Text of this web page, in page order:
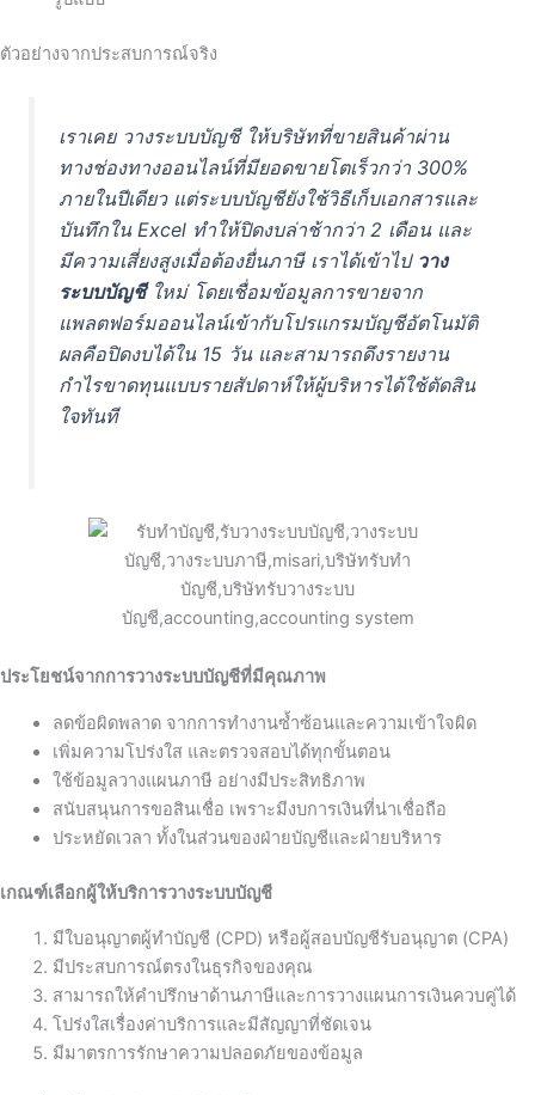
ตัวอย่างจากประสบการณ์จริง
เราเคย วางระบบบัญชี ให้บริษัทที่ขายสินค้าผ่าน
ทางช่องทางออนไลน์ที่มียอดขายโตเร็วกว่า 300%
ภายในปีเดียว แต่ระบบบัญชียังใช้วิธีเก็บเอกสารและ
บันทึกใน Excel ทำให้ปิดงบล่าช้ากว่า 2 เดือน และ
มีความเสี่ยงสูงเมื่อต้องยื่นภาษี เราได้เข้าไป วาง
ระบบบัญชีใหม่ โดยเชื่อมข้อมูลการขายจาก
แพลตฟอร์มออนไลน์เข้ากับโปรแกรมบัญชีอัตโนมัติ
ผลคือปิดงบได้ใน 15 วัน และสามารถดึงรายงาน
กำไรขาดทุนแบบรายสัปดาห์ให้ผู้บริหารได้ใช้ตัดสิน
ใจทันที
ประโยชน์จากการวางระบบบัญชีที่มีคุณภาพ
ลดข้อผิดพลาดจากการทำงานซ้ำซ้อนและความเข้าใจผิด
เพิ่มความโปร่งใสและตรวจสอบได้ทุกขั้นตอน
ใช้ข้อมูลวางแผนภาษี อย่างมีประสิทธิภาพ
สนับสนุนการขอสินเชื่อ เพราะมีงบการเงินที่น่าเชื่อถือ
ประหยัดเวลา ทั้งในส่วนของฝ่ายบัญชีและฝ่ายบริหาร
เกณฑ์เลือกผู้ให้บริการวางระบบบัญชี
มีใบอนุญาตผู้ทำบัญชี (CPD) หรือผู้สอบบัญชีรับอนุญาต (CPA)
มีประสบการณ์ตรงในธุรกิจของคุณ
สามารถให้คำปรึกษาด้านภาษีและการวางแผนการเงินควบคู่ได้
โปร่งใสเรื่องค่าบริการและมีสัญญาที่ชัดเจน
มีมาตรการรักษาความปลอดภัยของข้อมูล